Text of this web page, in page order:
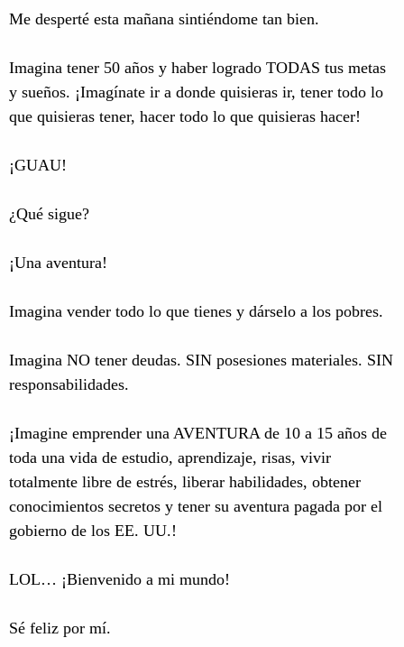
Me desperté esta mañana sintiéndome tan bien.
Imagina tener 50 años y haber logrado TODAS tus metas
y sueños. ¡Imagínate ir a donde quisieras ir, tener todo lo
que quisieras tener, hacer todo lo que quisieras hacer!
¡GUAU!
¿Qué sigue?
¡Una aventura!
Imagina vender todo lo que tienes y dárselo a los pobres.
Imagina NO tener deudas. SIN posesiones materiales. SIN
responsabilidades.
¡Imagine emprender una AVENTURA de 10 a 15 años de
toda una vida de estudio, aprendizaje, risas, vivir
totalmente libre de estrés, liberar habilidades, obtener
conocimientos secretos y tener su aventura pagada por el
gobierno de los EE. UU.!
LOL… ¡Bienvenido a mi mundo!
Sé feliz por mí.